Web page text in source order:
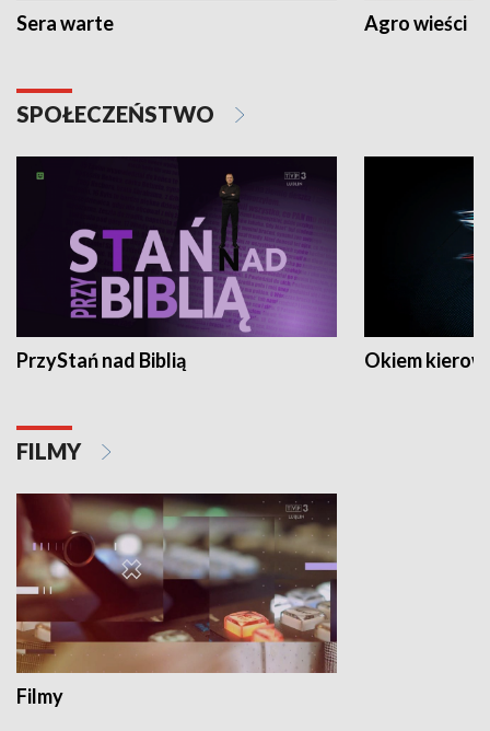
Sera warte Agro wieści
SPOŁECZEŃSTWO
PrzyStań nad Biblią Okiem
FILMY
Filmy